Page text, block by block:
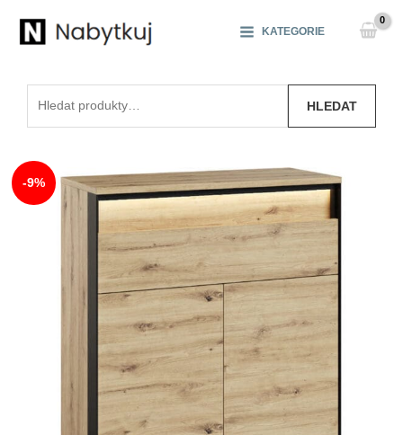
KATEGORIE
HLEDAT
-9%